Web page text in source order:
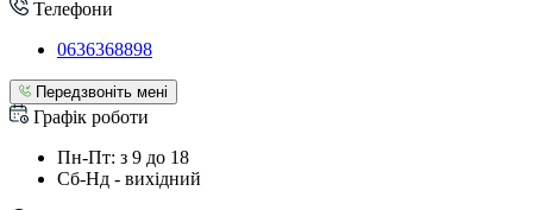
Телефони
0636368898
Передзвоніть мені
Графік роботи
Пн-Пт: з 9 до 18
Сб-Нд - вихідний